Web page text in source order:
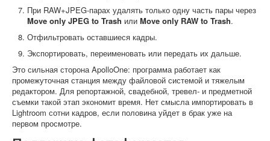
При RAW+JPEG-парах удалять только одну часть пары через
Move only JPEG to Trash или Move only RAW to Trash.
Отфильтровать оставшиеся кадры.
Экспортировать, переименовать или передать их дальше.
Это сильная сторона ApolloOne: программа работает как
промежуточная станция между файловой системой и тяжелым
редактором. Для репортажной, свадебной, тревел- и предметной
съемки такой этап экономит время. Нет смысла импортировать в
Lightroom сотни кадров, если половина уйдет в брак уже на
первом просмотре.